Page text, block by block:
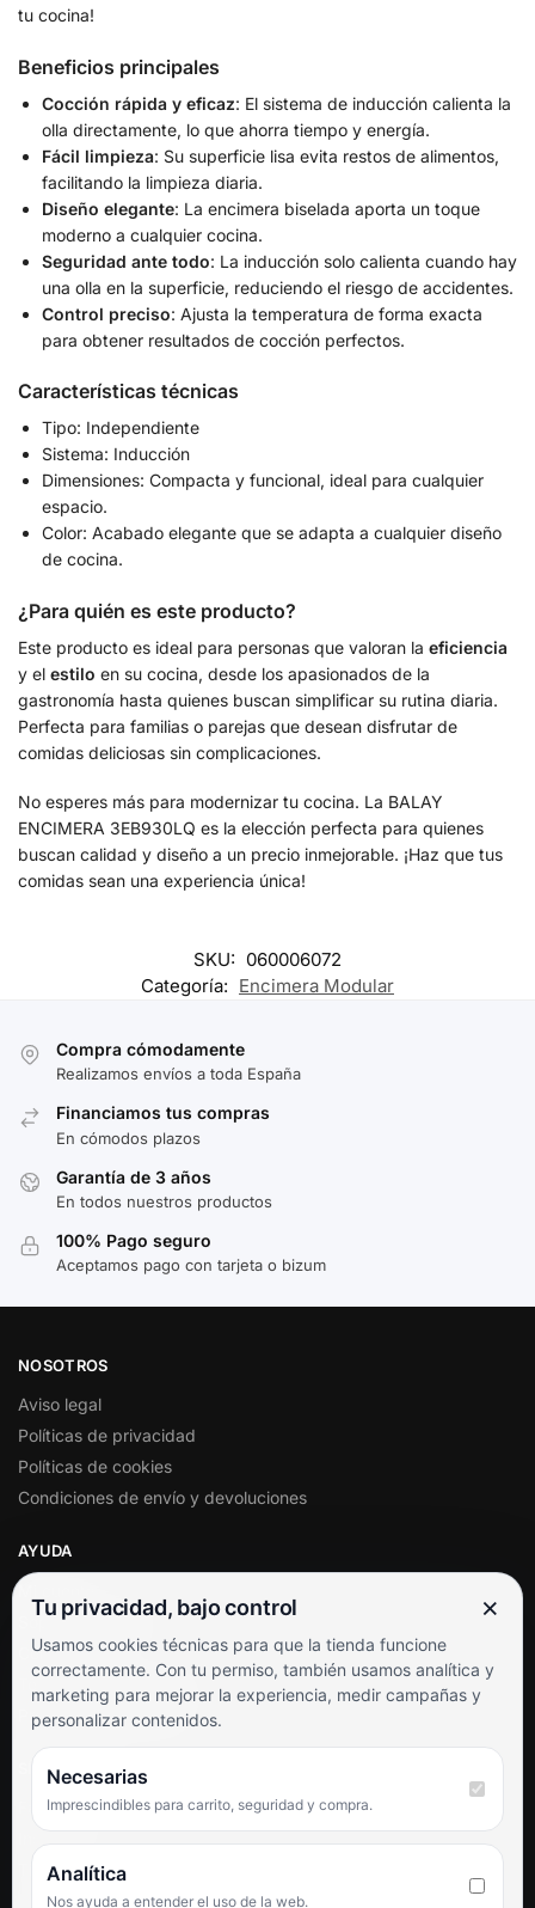
tu cocina!
Beneficios principales
Cocción rápida y eficaz: El sistema de inducción calienta la
olla directamente, lo que ahorra tiempo y energía.
Fácil limpieza: Su superficie lisa evita restos de alimentos,
facilitando la limpieza diaria.
Diseño elegante: La encimera biselada aporta un toque
moderno a cualquier cocina.
Seguridad ante todo: La inducción solo calienta cuando hay
una olla en la superficie, reduciendo el riesgo de accidentes.
Control preciso: Ajusta la temperatura de forma exacta
para obtener resultados de cocción perfectos.
Características técnicas
Tipo: Independiente
Sistema: Inducción
Dimensiones: Compacta y funcional, ideal para cualquier
espacio.
Color: Acabado elegante que se adapta a cualquier diseño
de cocina.
¿Para quién es este producto?
Este producto es ideal para personas que valoran la eficiencia
y el estilo en su cocina, desde los apasionados de la
gastronomía hasta quienes buscan simplificar su rutina diaria.
Perfecta para familias o parejas que desean disfrutar de
comidas deliciosas sin complicaciones.
No esperes más para modernizar tu cocina. La BALAY
ENCIMERA 3EB930LQ es la elección perfecta para quienes
buscan calidad y diseño a un precio inmejorable. ¡Haz que tus
comidas sean una experiencia única!
SKU: 060006072
Categoría: Encimera Modular
Compra cómodamente
Realizamos envíos a toda España
Financiamos tus compras
En cómodos plazos
Garantía de 3 años
En todos nuestros productos
100% Pago seguro
Aceptamos pago con tarjeta o bizum
NOSOTROS
Aviso legal
Políticas de privacidad
Políticas de cookies
Condiciones de envío y devoluciones
AYUDA
Soporte al cliente
Contacto
Términos y condiciones
Preguntas frecuentes
SÍGUENOS
Facebook
TikTok
Tu privacidad, bajo control ×
Usamos cookies técnicas para que la tienda funcione
correctamente. Con tu permiso, también usamos analítica y
marketing para mejorar la experiencia, medir campañas y
personalizar contenidos.
Necesarias
Imprescindibles para carrito, seguridad y compra.
Analítica
Nos ayuda a entender el uso de la web.